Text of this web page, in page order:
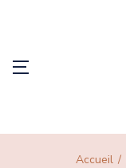
Accueil